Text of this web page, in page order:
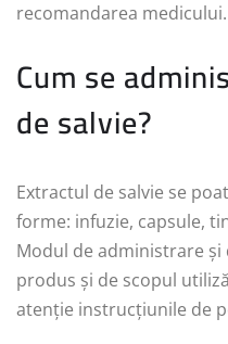
recomandarea medicului.
Cum se
de salvie?
Extractul de salvie se
forme: infuzie, capsule,
Modul de administrare și
produs și de scopul
atenție instrucțiunile de